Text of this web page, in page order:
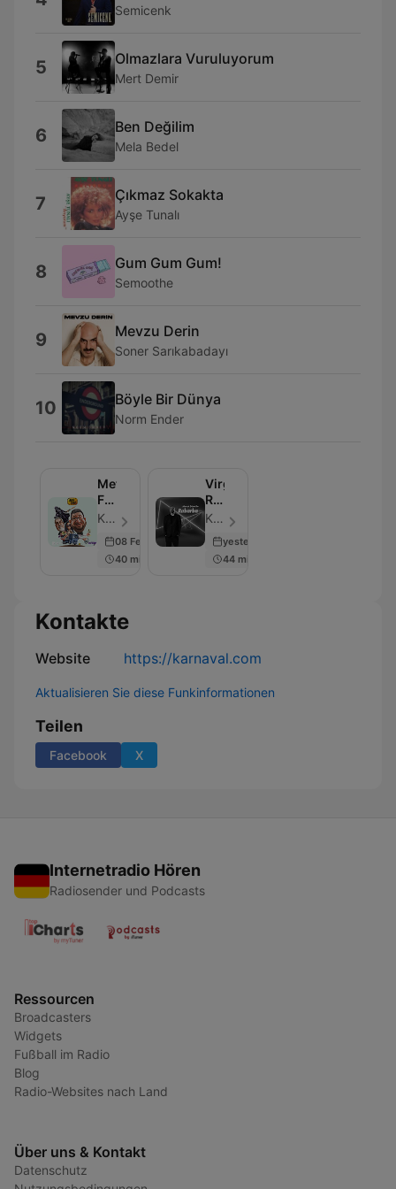
Semicenk
5 Olmazlara Vuruluyorum
Mert Demir
6 Ben Değilim
Mela Bedel
7 Çıkmaz Sokakta
Ayşe Tunalı
8 Gum Gum Gum!
Semoothe
9 Mevzu Derin
Soner Sarıkabadayı
10 Böyle Bir Dünya
Norm Ender
Metro
FM
-
Aragaz
Karnaval.com - Folge 1544
08 Feb 2026
40 min
Virgin
Radio
-
Mesut
Süre
ile
Karnaval.com - Folge 2434
yesterday
44 min
Kontakte
Website https://karnaval.com
Aktualisieren Sie diese Funkinformationen
Teilen
Facebook X
Internetradio Hören
Radiosender und Podcasts
Ressourcen
Broadcasters
Widgets
Fußball im Radio
Blog
Radio-Websites nach Land
Über uns & Kontakt
Datenschutz